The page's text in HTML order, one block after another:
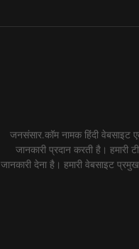
जनसंसार.कॉम नामक हिंदी वेबसाइट
जानकारी प्रदान करती है।
जानकारी देना है। हमारी वेबसाइट